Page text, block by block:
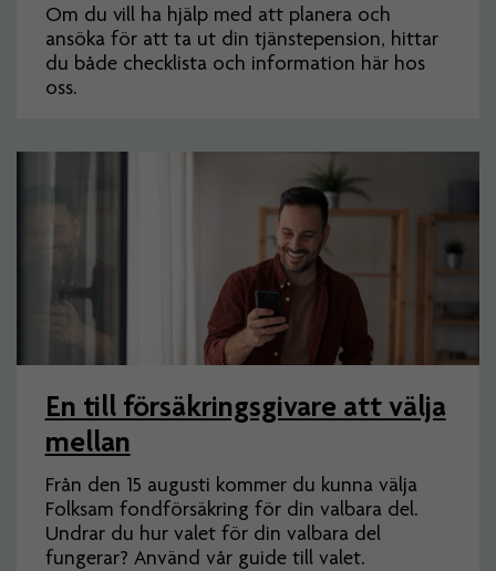
Om du vill ha hjälp med att planera och
ansöka för att ta ut din tjänstepension, hittar
du både checklista och information här hos
oss.
En till försäkringsgivare att välja
mellan
Från den 15 augusti kommer du kunna välja
Folksam fondförsäkring för din valbara del.
Undrar du hur valet för din valbara del
fungerar? Använd vår guide till valet.